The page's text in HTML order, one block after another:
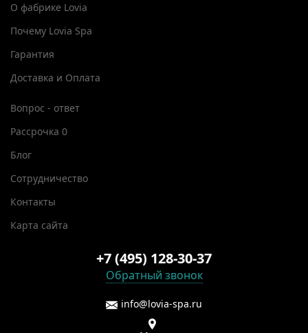
О фабрике Lovia
Почему Lovia Spa
Гарантия
Доставка и Оплата
Вопрос - ответ
Рассрочка 0
Блог
Сотрудничество
Контакты
Карта сайта
+7 (495) 128-30-37
Обратный звонок
info@lovia-spa.ru